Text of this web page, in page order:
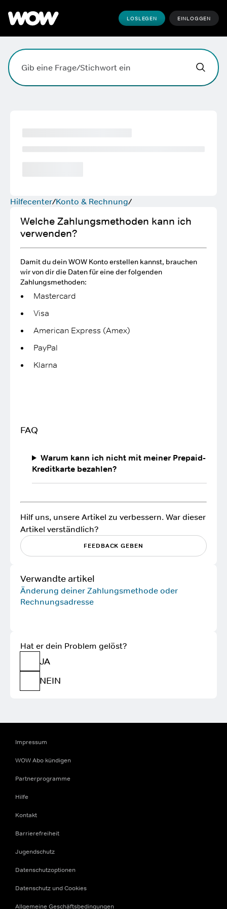
LOSLEGEN EINLOGGEN
Hallo, wobei
Hilfecenter Konto & Rechnung
Welche Zahlungsmethoden kann ich
verwenden?
Damit du dein WOW Konto erstellen kannst, brauchen
wir von dir die Daten für eine der folgenden
Zahlungsmethoden:
Mastercard
Visa
American Express (Amex)
PayPal
Klarna
FAQ
Warum kann ich nicht mit meiner Prepaid-
Kreditkarte bezahlen?
Hilf uns, unsere Artikel zu verbessern. War dieser
Artikel verständlich?
FEEDBACK GEBEN
Verwandte artikel
Änderung deiner Zahlungsmethode oder
Rechnungsadresse
Hat er dein Problem gelöst?
JA
NEIN
Impressum
WOW Abo kündigen
Partnerprogramme
Hilfe
Kontakt
Barrierefreiheit
Jugendschutz
Datenschutzoptionen
Datenschutz und Cookies
Allgemeine Geschäftsbedingungen